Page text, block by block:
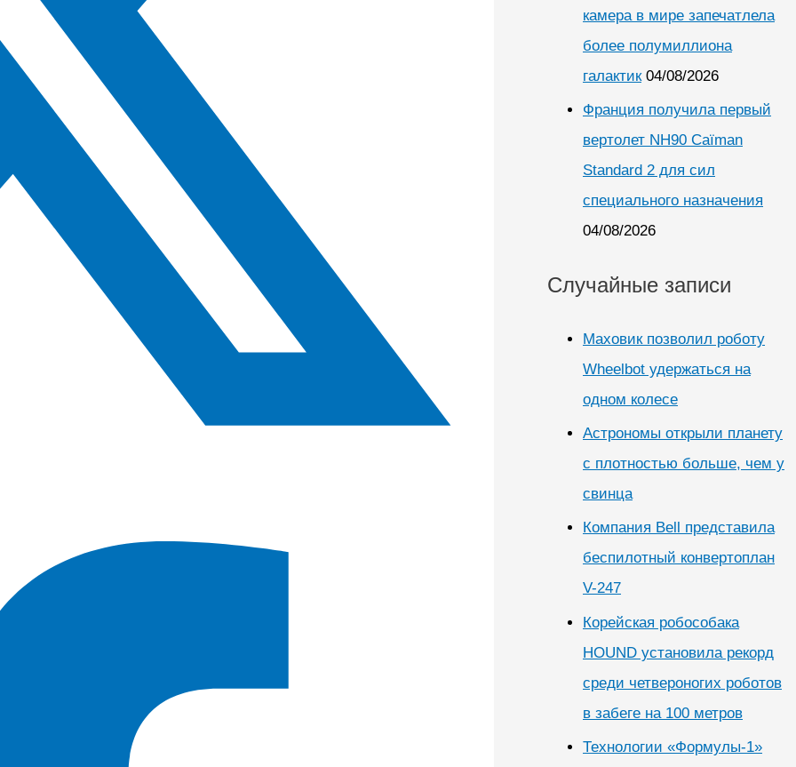
камера в мире запечатлела
более полумиллиона
галактик 04/08/2026
Франция получила первый
вертолет NH90 Caïman
Standard 2 для сил
специального назначения
04/08/2026
Случайные записи
Маховик позволил роботу
Wheelbot удержаться на
одном колесе
Астрономы открыли планету
с плотностью больше, чем у
свинца
Компания Bell представила
беспилотный конвертоплан
V-247
Корейская робособака
HOUND установила рекорд
среди четвероногих роботов
в забеге на 100 метров
Технологии «Формулы-1»